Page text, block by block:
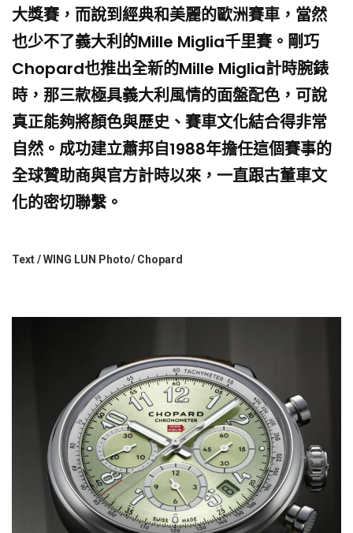
大獎賽，而說到經典和美麗的歐洲賽車，當然
也少不了義大利的Mille Miglia千里賽。剛巧
Chopard也推出全新的Mille Miglia計時腕錶
時，那三款極具義大利風情的面盤配色，可說
真正能夠將顏色與歷史、賽車文化結合得非常
自然。成功建立蕭邦自1988年擔任這個賽事的
全球贊助商與官方計時以來，一直跟古董車文
化的密切聯繫。
Text / WING LUN Photo/ Chopard